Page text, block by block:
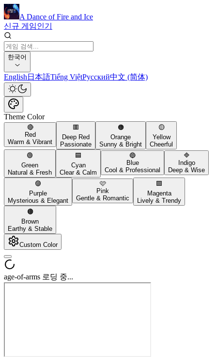
A Dance of Fire and Ice
신규 게임인기
한국어
English 日本語Tiếng ViệtРусский中文 (简体)
Theme Color
🔴
Red
Warm & Vibrant
🟥
Deep Red
Passionate
🟠
Orange
Sunny & Bright
🟡
Yellow
Cheerful
🟢
Green
Natural & Fresh
🟦
Cyan
Clear & Calm
🔵
Blue
Cool & Professional
🔷
Indigo
Deep & Wise
🟣
Purple
Mysterious & Elegant
🩷
Pink
Gentle & Romantic
🟪
Magenta
Lively & Trendy
🟤
Brown
Earthy & Stable
Custom Color
age-of-arms 로딩 중...